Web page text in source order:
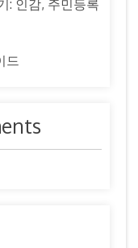
: 인감, 주민등록
드